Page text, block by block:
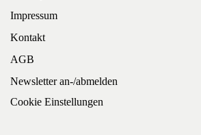
Impressum
Kontakt
AGB
Newsletter an-/abmelden
Cookie Einstellungen